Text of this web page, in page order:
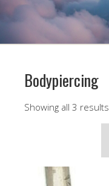
Bodypiercing
Showing all 3 results